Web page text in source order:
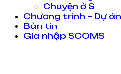
Chuyện ở S
Chương trình – Dự án
Bản tin
Gia nhập SCOMS